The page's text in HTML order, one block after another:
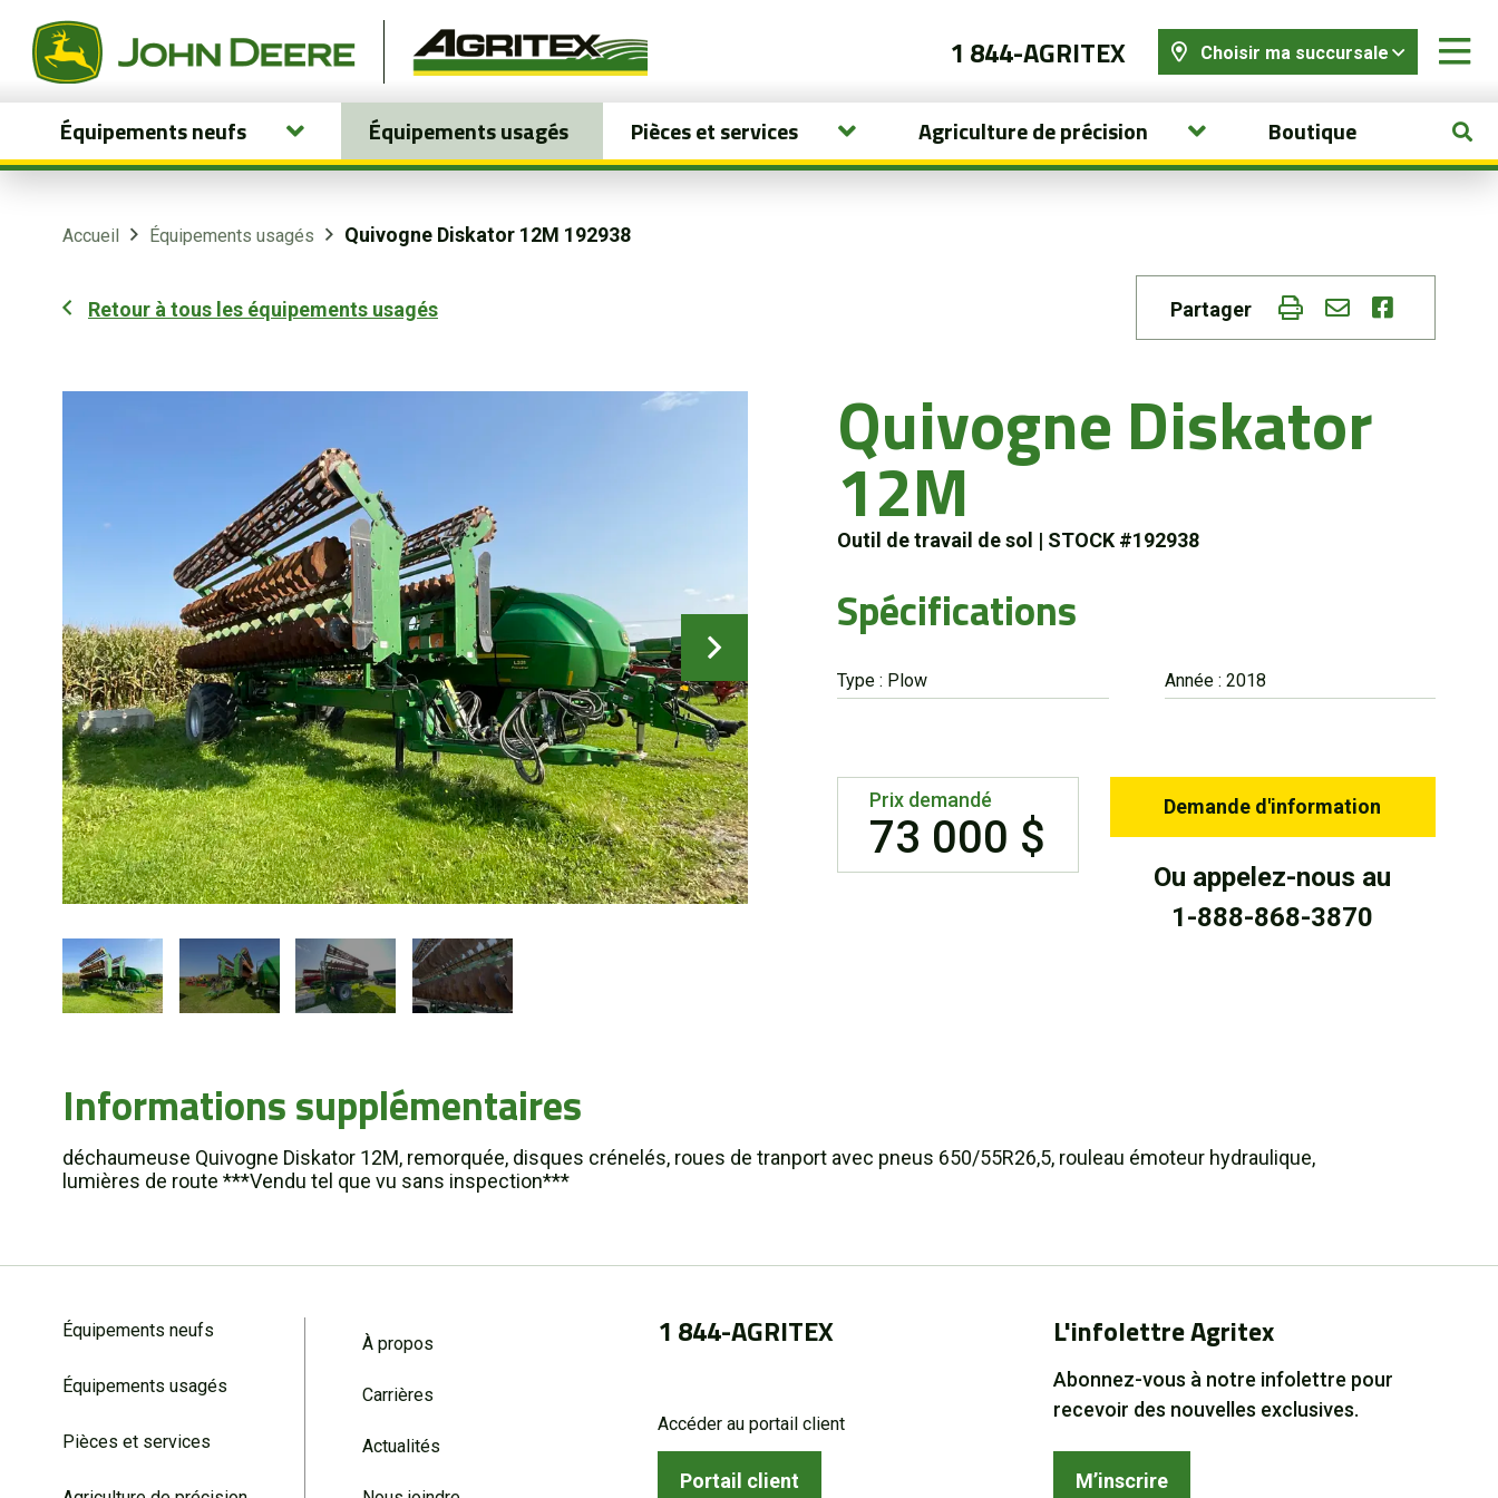
1 844-AGRITEX Choisir ma succursale
Équipements neufs Équipements usagés Pièces et services Agriculture de précision Boutique
Accueil Équipements usagés Quivogne Diskator 12M 192938
Retour à tous les équipements usagés Partager
Quivogne Diskator
12M
Outil de travail de sol | STOCK #192938
Spécifications
Type : Plow Année : 2018
Prix demandé
73 000 $
Demande d'information
Ou appelez-nous au
1-888-868-3870
Informations supplémentaires
déchaumeuse Quivogne Diskator 12M, remorquée, disques crénelés, roues de tranport avec pneus 650/55R26,5, rouleau émoteur hydraulique,
lumières de route ***Vendu tel que vu sans inspection***
Équipements neufs
Équipements usagés
Pièces et services
À propos
Carrières
Actualités
1 844-AGRITEX
Accéder au portail client
Portail client
L'infolettre Agritex
Abonnez-vous à notre infolettre pour
recevoir des nouvelles exclusives.
M’inscrire
Équipements neufs
Équipements usagés
À propos
Carrières
Actualités
Nous joindre